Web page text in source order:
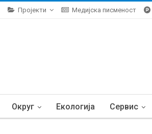
Пројекти Медијска писменост
Округ Екологија Сервис